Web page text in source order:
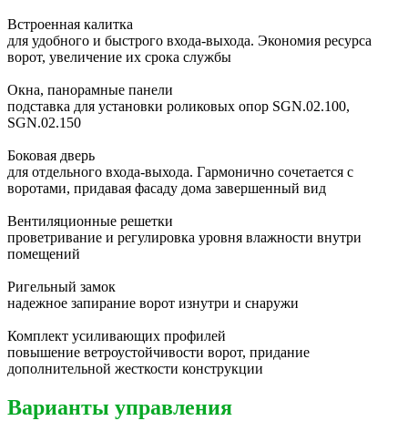
Встроенная калитка
для удобного и быстрого входа-выхода. Экономия ресурса
ворот, увеличение их срока службы
Окна, панорамные панели
подставка для установки роликовых опор SGN.02.100,
SGN.02.150
Боковая дверь
для отдельного входа-выхода. Гармонично сочетается с
воротами, придавая фасаду дома завершенный вид
Вентиляционные решетки
проветривание и регулировка уровня влажности внутри
помещений
Ригельный замок
надежное запирание ворот изнутри и снаружи
Комплект усиливающих профилей
повышение ветроустойчивости ворот, придание
дополнительной жесткости конструкции
Варианты управления